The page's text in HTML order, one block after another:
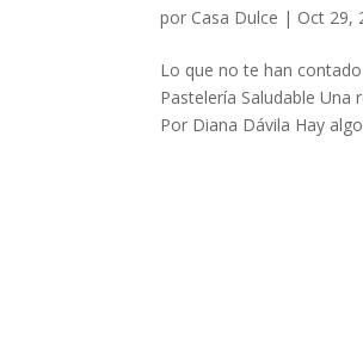
por Casa Dulce | Oct 29,
Lo que no te han
Pastelería Saludable
Por Diana Dávila Hay